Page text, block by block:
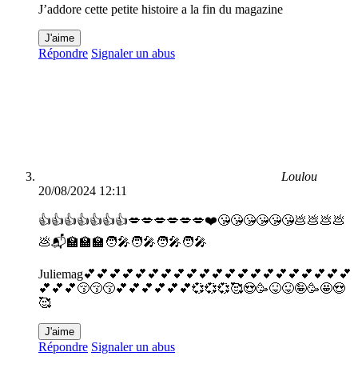
J’addore cette petite histoire a la fin du magazine
J'aime
Répondre Signaler un abus
Loulou
20/08/2024 12:11
👍👍👍👍👍👍👍💋💋💋💋💋💋❤️😘😘😘😘😘😘💩💩💩💩
💩📬🏫🏫🏫🧑‍🎤🧑‍🎤🧑‍🎤🧑‍🎤
Juliemag💕💕💕💕💕💕💕💕💕💕💕💕💕💕💕💕💕💕💕💕💕
💕💕💕😚😚😚💕💕💕💕💕💕💞💞💞🥰😍🥳😝😜🤪🥳🤩😍
🥰
J'aime
Répondre Signaler un abus